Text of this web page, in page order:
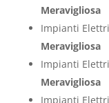
Meravigliosa
Impianti
Meravigliosa
Impianti
Meravigliosa
Impianti